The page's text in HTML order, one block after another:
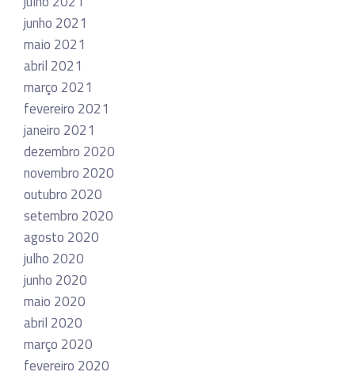
junho 2021
maio 2021
abril 2021
março 2021
fevereiro 2021
janeiro 2021
dezembro 2020
novembro 2020
outubro 2020
setembro 2020
agosto 2020
julho 2020
junho 2020
maio 2020
abril 2020
março 2020
fevereiro 2020